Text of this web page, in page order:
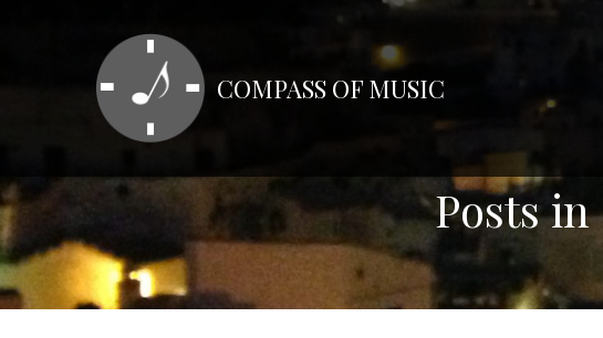
キ
ッ
プ
COMPASS OF MUSIC
Posts